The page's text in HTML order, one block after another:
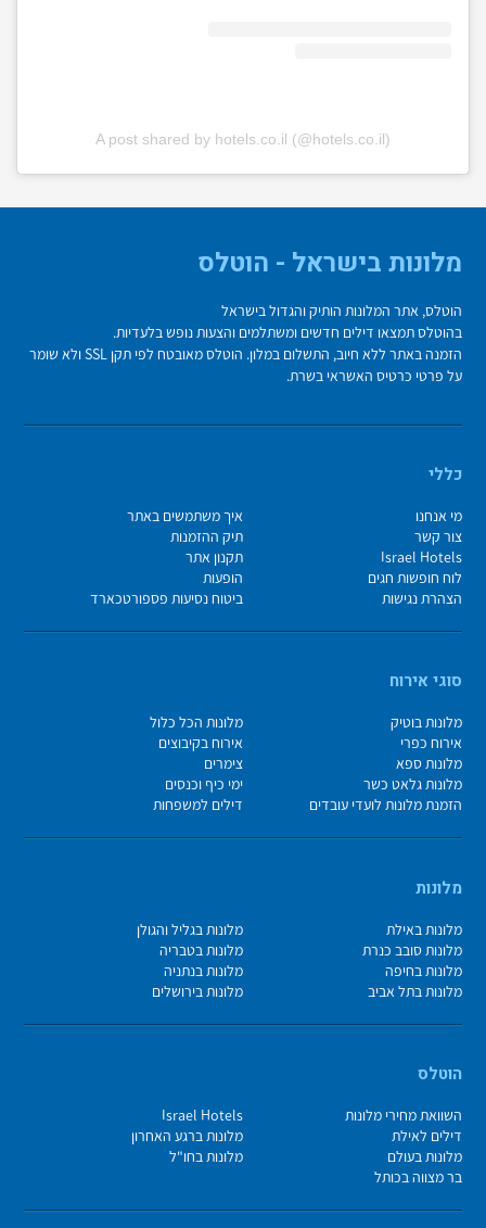
A post shared by hotels.co.il (@hotels.co.il)
מלונות בישראל - הוטלס
הוטלס, אתר המלונות הותיק והגדול בישראל
בהוטלס תמצאו דילים חדשים ומשתלמים והצעות נופש בלעדיות.
הזמנה באתר ללא חיוב, התשלום במלון. הוטלס מאובטח לפי תקן SSL ולא שומר
על פרטי כרטיס האשראי בשרת.
כללי
מי אנחנו
איך משתמשים באתר
צור קשר
תיק ההזמנות
Israel Hotels
תקנון אתר
לוח חופשות חגים
הופעות
הצהרת נגישות
ביטוח נסיעות פספורטכארד
סוגי אירוח
מלונות בוטיק
מלונות הכל כלול
אירוח כפרי
אירוח בקיבוצים
מלונות ספא
צימרים
מלונות גלאט כשר
ימי כיף וכנסים
הזמנת מלונות לועדי עובדים
דילים למשפחות
מלונות
מלונות באילת
מלונות בגליל והגולן
מלונות סובב כנרת
מלונות בטבריה
מלונות בחיפה
מלונות בנתניה
מלונות בתל אביב
מלונות בירושלים
הוטלס
השוואת מחירי מלונות
Israel Hotels
דילים לאילת
מלונות ברגע האחרון
מלונות בעולם
מלונות בחו"ל
בר מצווה בכותל